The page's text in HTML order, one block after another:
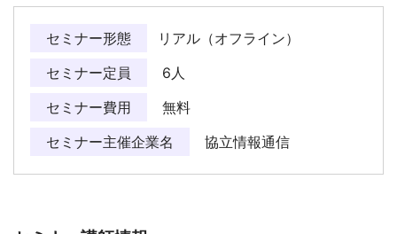
セミナー形態
リアル（オフライン）
セミナー定員
6人
セミナー費用
無料
セミナー主催企業名
協立情報通信